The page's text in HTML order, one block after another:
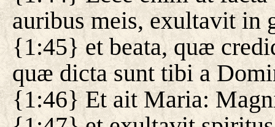
auribus meis, exultavit in
{1:45} et beata, quæ
quæ dicta sunt tibi a
{1:46} Et ait Maria: